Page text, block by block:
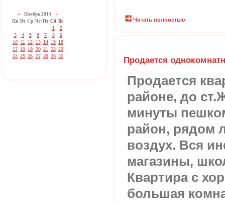
« Ноябрь 2014 »
Пн Вт Ср Чт Пт Сб Вс
1
2
3
4 5 6 7 8
9
10 11 12 13 14 15 16
17 18 19 20 21 22 23
24 25 26 27 28 29 30
Читать полностью
Продается
Продается
районе, до
минуты
район, рядом
воздух. Вся
магазины,
Квартира с
большая